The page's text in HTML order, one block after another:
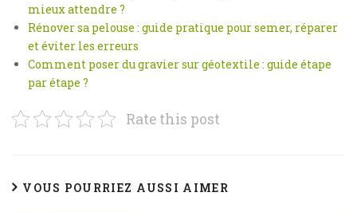
mieux attendre ?
Rénover sa pelouse : guide pratique pour semer, réparer
et éviter les erreurs
Comment poser du gravier sur géotextile : guide étape
par étape ?
Rate this post
VOUS POURRIEZ AUSSI AIMER